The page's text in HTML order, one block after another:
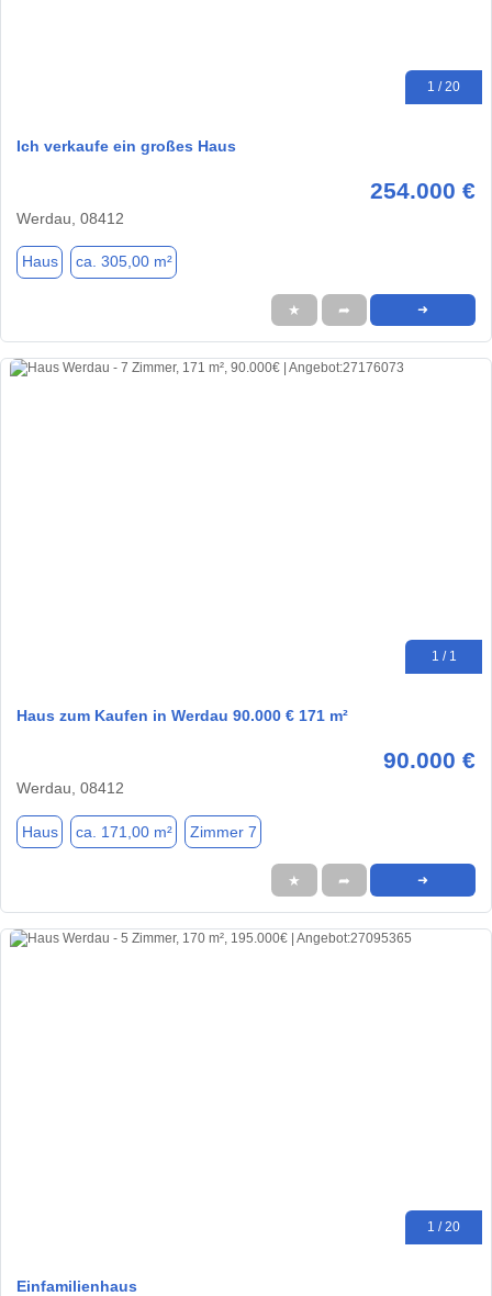
1 / 20
Ich verkaufe ein großes Haus
254.000 €
Werdau, 08412
Haus ca. 305,00 m²
★ ➦ ➜
1 / 1
Haus zum Kaufen in Werdau 90.000 € 171 m²
90.000 €
Werdau, 08412
Haus ca. 171,00 m² Zimmer 7
★ ➦ ➜
1 / 20
Einfamilienhaus